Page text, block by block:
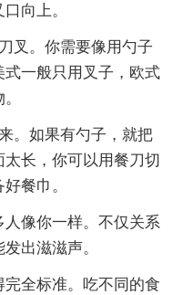
向上。
。你需要像用勺子
一般只用叉子，欧式
如果有勺子，就把
长，你可以用餐刀切
餐巾。
像你一样。不仅关系
出滋滋声。
全标准。吃不同的食